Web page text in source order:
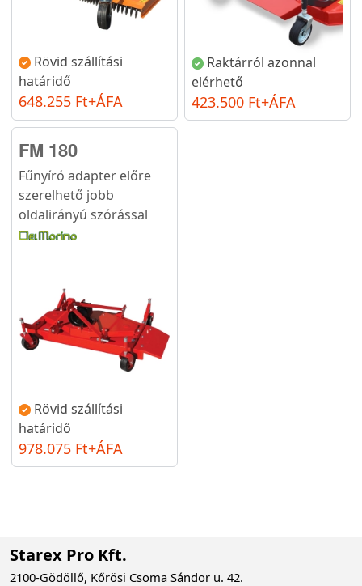
Rövid szállítási
határidő
648.255 Ft+ÁFA
Raktárról azonnal
elérhető
423.500 Ft+ÁFA
FM 180
Fűnyíró adapter előre
szerelhető jobb
oldalirányú szórással
Rövid szállítási
határidő
978.075 Ft+ÁFA
Starex Pro Kft.
2100-Gödöllő, Kőrösi Csoma Sándor u. 42.